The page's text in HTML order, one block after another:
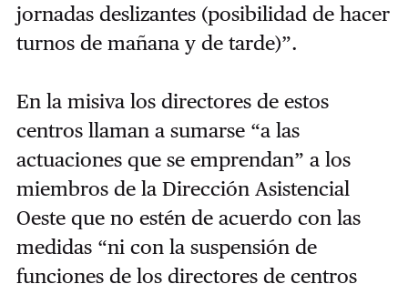
jornadas deslizantes (posibilidad de hacer
turnos de mañana y de tarde)”.
En la misiva los directores de estos
centros llaman a sumarse “a las
actuaciones que se emprendan” a los
miembros de la Dirección Asistencial
Oeste que no estén de acuerdo con las
medidas “ni con la suspensión de
funciones de los directores de centros